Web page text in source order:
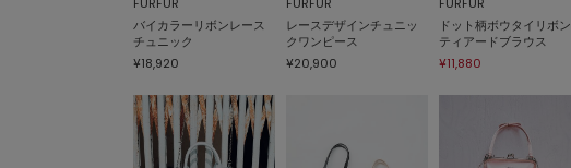
バイカラーリボンレース
チュニック
¥18,920
レースデザインチュニッ
クワンピース
¥20,900
ドット柄ボウタイリボン
ティアードブラウス
¥11,880